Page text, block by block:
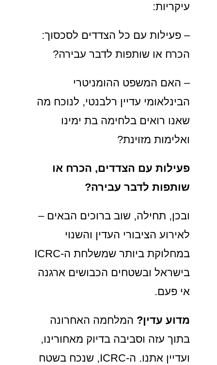
עיקריות:
– פעילות עם כל הצדדים לסכסוך:
הכרח או שותפות לדבר עבירה?
– האם המשפט ההומניטרי
הבינלאומי עדיין רלבנטי, לנוכח מה
שאנו רואים בלחימה בת ימינו
ואלימות מזוינת?
פעילות עם הצדדים, הכרח או
שותפות לדבר עבירה?
ובכן, תחילה, שוב ברוכים הבאים –
לאירוע הציבורי העדין והשנוי
במחלוקת ביותר שמשלחת ה-ICRC
בישראל ובשטחים הכבושים ארגנה
אי פעם.
מדוע עדין? המלחמה האחרונה
בתוך עזה וסביבה בדיוק מאחורינו,
ועדיין אתנו. ה-ICRC, שנכח בשטח